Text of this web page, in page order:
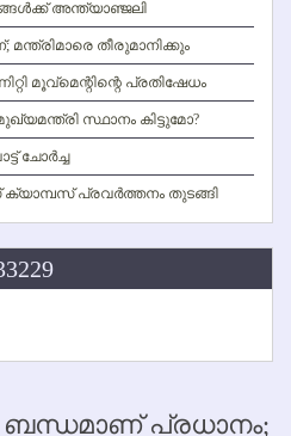
അന്ത്യാഞ്ജലി
തീരുമാനിക്കും
മൂവ്‌മെന്റിന്റെ പ്രതിഷേധം
സ്ഥാനം കിട്ടുമോ?
ചോര്‍ച്ച
പ്രവര്‍ത്തനം തുടങ്ങി
പ്രധാനം;